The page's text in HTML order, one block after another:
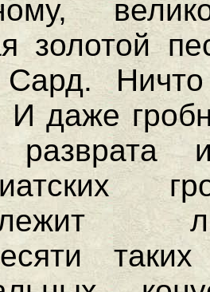
золотой
Сард.
И даже